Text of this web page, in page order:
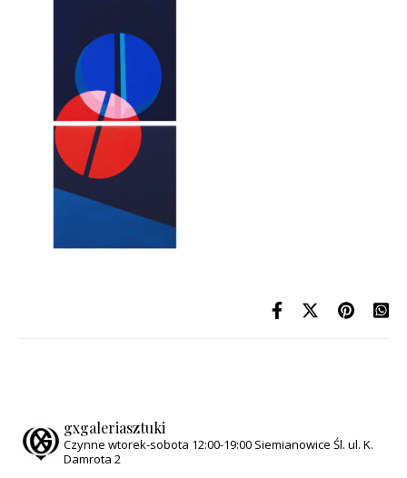
gxgaleriasztuki
Czynne wtorek-sobota 12:00-19:00 Siemianowice Śl. ul. K.
Damrota 2